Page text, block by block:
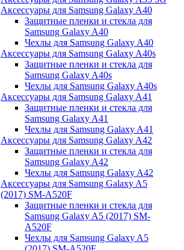
Аксессуары для Samsung Galaxy A40
Защитные пленки и стекла для
Samsung Galaxy A40
Чехлы для Samsung Galaxy A40
Аксессуары для Samsung Galaxy A40s
Защитные пленки и стекла для
Samsung Galaxy A40s
Чехлы для Samsung Galaxy A40s
Аксессуары для Samsung Galaxy A41
Защитные пленки и стекла для
Samsung Galaxy A41
Чехлы для Samsung Galaxy A41
Аксессуары для Samsung Galaxy A42
Защитные пленки и стекла для
Samsung Galaxy A42
Чехлы для Samsung Galaxy A42
Аксессуары для Samsung Galaxy A5
(2017) SM-A520F
Защитные пленки и стекла для
Samsung Galaxy A5 (2017) SM-
A520F
Чехлы для Samsung Galaxy A5